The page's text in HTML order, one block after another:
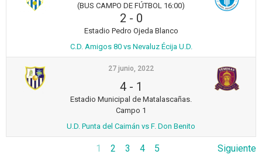
(BUS CAMPO DE FÚTBOL 16:00)
2 - 0
Estadio Pedro Ojeda Blanco
C.D. Amigos 80 vs Nevaluz Écija U.D.
27 junio, 2022
4- 1
Estadio Municipal de Matalascañas.
Campo 1
U.D. Punta del Caimán vs F. Don Benito
1 2 3 4 5 Siguiente